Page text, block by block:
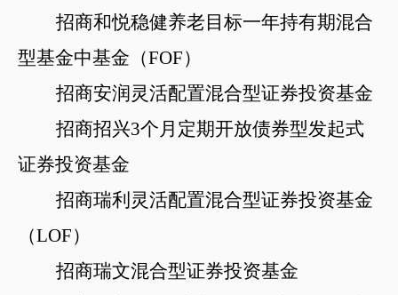
招商和悦稳健养老目标一年持有期混合
型基金中基金（FOF）
招商安润灵活配置混合型证券投资基金
招商招兴3个月定期开放债券型发起式
证券投资基金
招商瑞利灵活配置混合型证券投资基金
（LOF）
招商瑞文混合型证券投资基金